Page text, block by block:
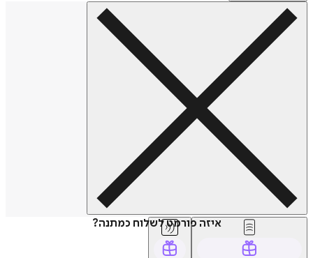
איזה פורמט לשלוח כמתנה?